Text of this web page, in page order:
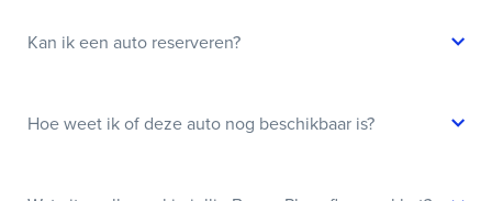
Kan ik een auto reserveren?
Hoe weet ik of deze auto nog beschikbaar is?